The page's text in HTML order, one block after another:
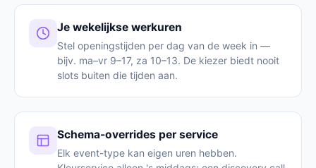
Je wekelijkse werkuren
Stel openingstijden per dag van de week in —
bijv. ma–vr 9–17, za 10–13. De kiezer biedt nooit
slots buiten die tijden aan.
Schema-overrides per service
Elk event-type kan eigen uren hebben.